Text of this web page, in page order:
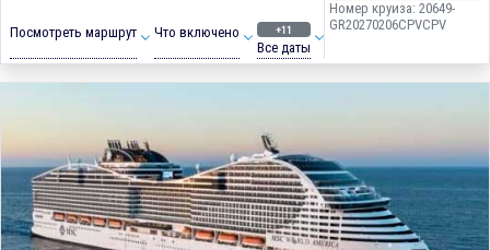
Посмотреть маршрут Что включено +11
Все даты
Номер круиза: 20649-
GR20270206CPVCPV